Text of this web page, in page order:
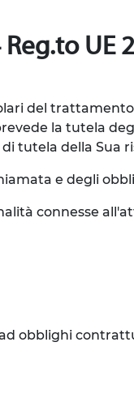
UE
del
la tutela
tutela della Sua
e degli
connesse
obblighi